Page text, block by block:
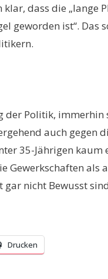
dass die „lange
geworden ist“.
Politik,
auch
35-Jährigen
als
gar nicht Bewusst
Drucken